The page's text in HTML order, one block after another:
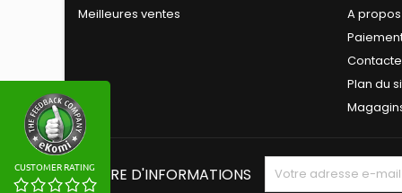
CUSTOMER RATING
Meilleures ventes
A propos
Plan du
LETTRE D'INFORMATIONS